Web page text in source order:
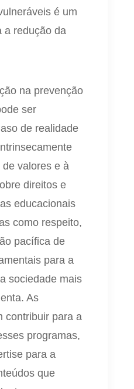
é um
a redução da
na prevenção
ser
de realidade
de valores e à
direitos e
educacionais
como respeito,
pacífica de
para a
sociedade mais
As
contribuir para a
programas,
para a
que